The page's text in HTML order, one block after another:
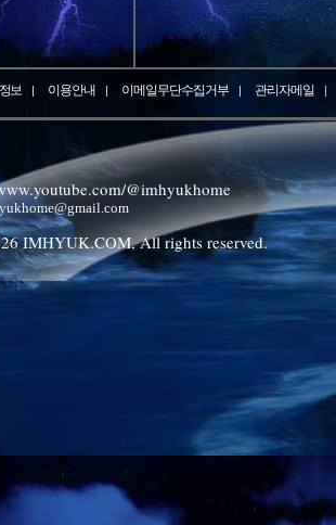
보 이용안내 이메일무단수집거부 관리자메일
@imhyukhome
IMHYUK.COM,All rights reserved.